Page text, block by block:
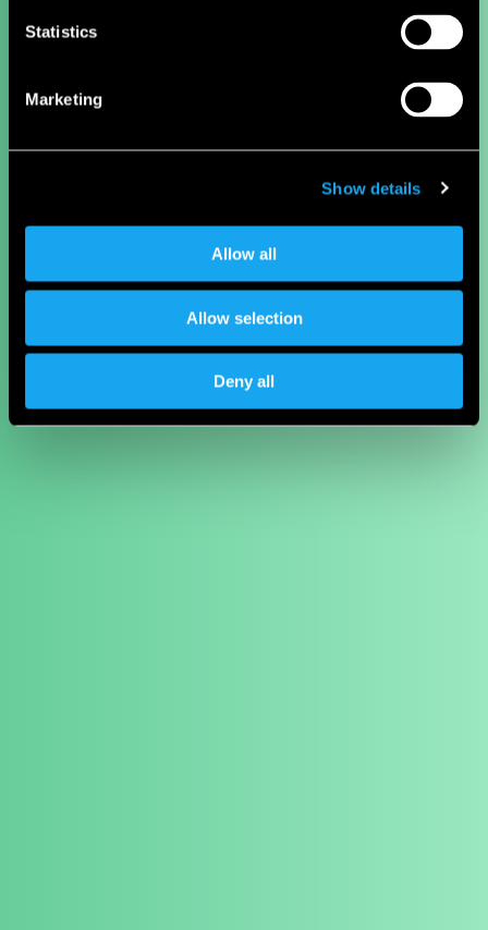
Statistics
Marketing
Show details
Allow all
Allow selection
Deny all